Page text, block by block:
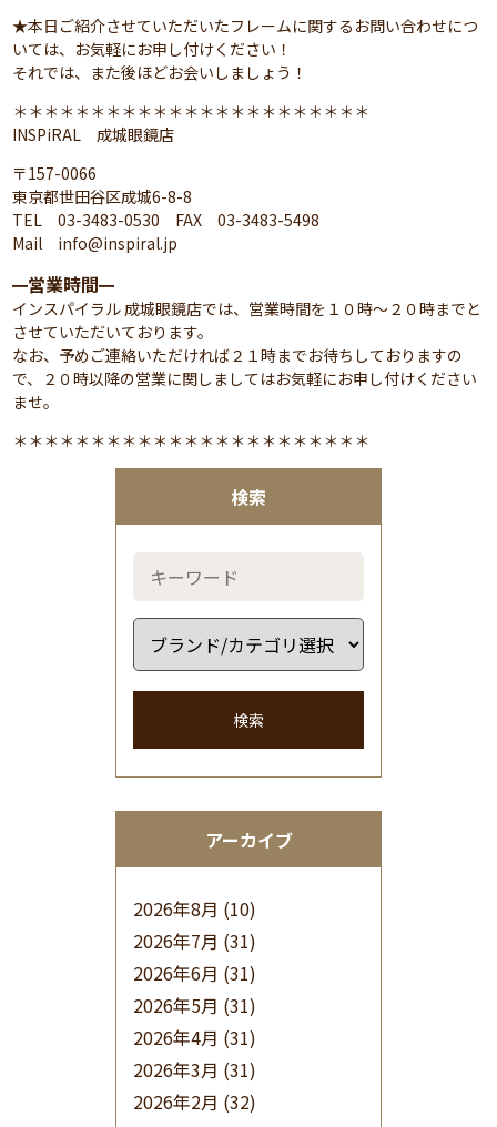
検索
検索
アーカイブ
2026年8月 (10)
2026年7月 (31)
2026年6月 (31)
2026年5月 (31)
2026年4月 (31)
2026年3月 (31)
2026年2月 (32)
★本日ご紹介させていただいたフレームに関するお問い合わせにつ
いては、お気軽にお申し付けください！
それでは、また後ほどお会いしましょう！
＊＊＊＊＊＊＊＊＊＊＊＊＊＊＊＊＊＊＊＊＊＊＊
INSPiRAL 成城眼鏡店
〒157-0066
東京都世田谷区成城6-8-8
TEL 03-3483-0530 FAX 03-3483-5498
Mail info@inspiral.jp
━営業時間━
インスパイラル 成城眼鏡店では、営業時間を１０時～２０時までと
させていただいております。
なお、予めご連絡いただければ２１時までお待ちしておりますの
で、２０時以降の営業に関しましてはお気軽にお申し付けください
ませ。
＊＊＊＊＊＊＊＊＊＊＊＊＊＊＊＊＊＊＊＊＊＊＊